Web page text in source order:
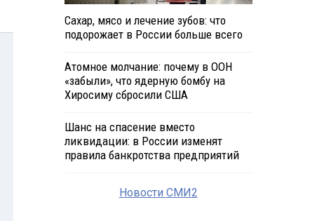
Сахар, мясо и лечение зубов: что
подорожает в России больше всего
Атомное молчание: почему в ООН
«забыли», что ядерную бомбу на
Хиросиму сбросили США
Шанс на спасение вместо
ликвидации: в России изменят
правила банкротства предприятий
Новости СМИ2